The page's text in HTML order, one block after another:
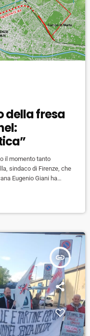
della fresa
il momento tanto
sindaco di Firenze, che
Eugenio Giani ha
Passante Av nella
avviato ieri la sua
insert_link